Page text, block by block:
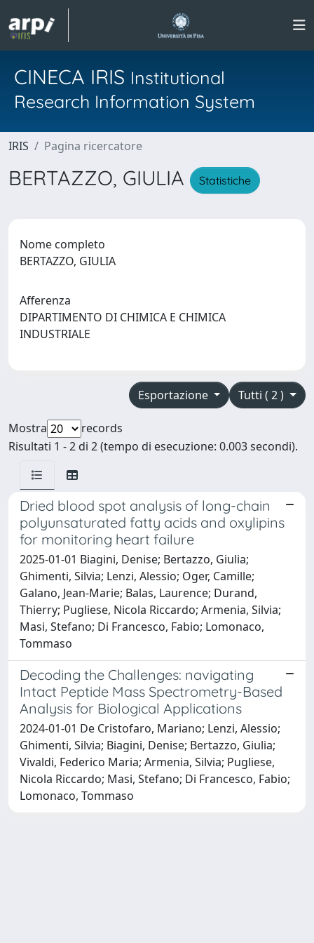
CINECA IRIS Institutional
Research Information System
IRIS Pagina ricercatore
BERTAZZO, GIULIA Statistiche
Nome completo
BERTAZZO, GIULIA
Afferenza
DIPARTIMENTO DI CHIMICA E CHIMICA
INDUSTRIALE
Tutti ( 2 )
Esportazione
Mostra
records
Risultati 1 - 2 di 2 (tempo di esecuzione: 0.003 secondi).
Dried blood spot analysis of long-chain
polyunsaturated fatty acids and oxylipins
for monitoring heart failure
2025-01-01 Biagini, Denise; Bertazzo, Giulia;
Ghimenti, Silvia; Lenzi, Alessio; Oger, Camille;
Galano, Jean-Marie; Balas, Laurence; Durand,
Thierry; Pugliese, Nicola Riccardo; Armenia, Silvia;
Masi, Stefano; Di Francesco, Fabio; Lomonaco,
Tommaso
Decoding the Challenges: navigating
Intact Peptide Mass Spectrometry-Based
Analysis for Biological Applications
2024-01-01 De Cristofaro, Mariano; Lenzi, Alessio;
Ghimenti, Silvia; Biagini, Denise; Bertazzo, Giulia;
Vivaldi, Federico Maria; Armenia, Silvia; Pugliese,
Nicola Riccardo; Masi, Stefano; Di Francesco, Fabio;
Lomonaco, Tommaso